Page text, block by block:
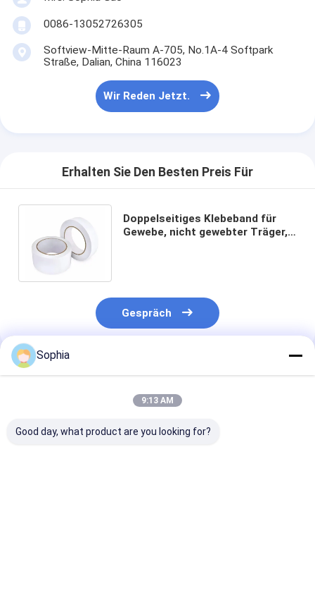
0086-13052726305
Softview-Mitte-Raum A-705, No.1A-4 Softpark
Straße, Dalian, China 116023
Wir Reden Jetzt.
Erhalten Sie Den Besten Preis Für
Doppelseitiges Klebeband für
Gewebe, nicht gewebter Träger,
Gespräch
Empfohlene Produkte
Sophia
9:13 AM
Good day, what product are you looking for?